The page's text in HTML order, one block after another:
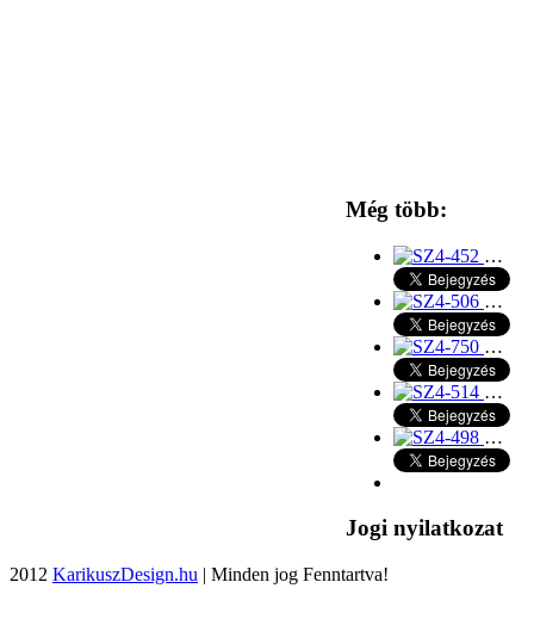
Még több:
…
…
…
…
…
Jogi nyilatkozat
2012 KarikuszDesign.hu | Minden jog Fenntartva!